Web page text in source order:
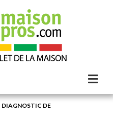
DIAGNOSTIC DE